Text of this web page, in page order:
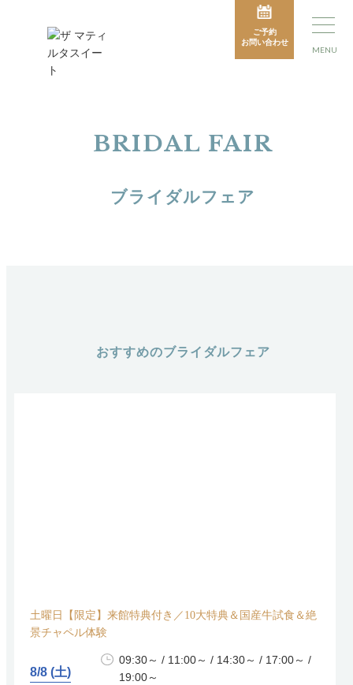
ご予約
お問い合わせ
MENU
BRIDAL FAIR
ブライダルフェア
おすすめのブライダルフェア
土曜日【限定】来館特典付き／10大特典＆国産牛試食＆絶
景チャペル体験
8/8 (土)
09:30～ / 11:00～ / 14:30～ / 17:00～ /
19:00～